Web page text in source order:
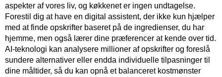
aspekter af vores liv, og køkkenet er ingen undtagelse.
Forestil dig at have en digital assistent, der ikke kun hjælper
med at finde opskrifter baseret på de ingredienser, du har
hjemme, men også lærer dine præferencer at kende over tid.
AI-teknologi kan analysere millioner af opskrifter og foreslå
sundere alternativer eller endda individuelle tilpasninger til
dine måltider, så du kan opnå et balanceret kostmønster